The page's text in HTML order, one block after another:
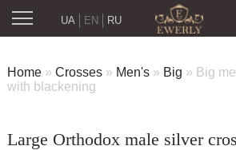
RU
UA EN
Home » Crosses » Men's » Big » Big
with blackening
Large Orthodox male silver